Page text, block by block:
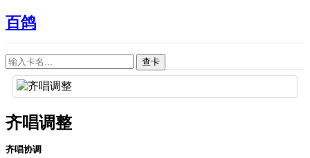
百鸽
查卡
齐唱调整
齐唱协调